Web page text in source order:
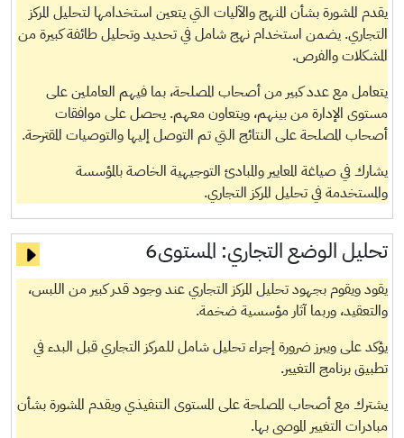
يقدم المشورة بشأن المنهج والآليات التي يتعين استخدامها لتحليل المركز
التجاري. يضمن استخدام نهج شامل في تحديد وتحليل طائفة كبيرة من
المشكلات والفرص.
يتعامل مع عدد كبير من أصحاب المصلحة، بما فيهم العاملين على
مستوى الإدارة من بينهم، ويتعاون معهم. يحصل على موافقات
أصحاب المصلحة على النتائج التي تم التوصل إليها والتوصيات المقترحة.
يشارك في صياغة المعايير والمبادئ التوجيهية الخاصة بالمؤسسة
والمستخدمة في تحليل المركز التجاري.
تحليل الوضع التجاري: المستوى6
يقود ويقوم بجهود تحليل المركز التجاري عند وجود قدر كبير من اللبس،
والتعقيد، وربما آثار مؤسسية ضخمة.
يؤكد على ويبرز ضرورة إجراء تحليل شامل للمركز التجاري قبل البدء في
تطبيق برنامج التغيير.
يشترك مع أصحاب المصلحة على المستوى التنفيذي ويقدم المشورة بشأن
مبادرات التغيير الموصى بها.